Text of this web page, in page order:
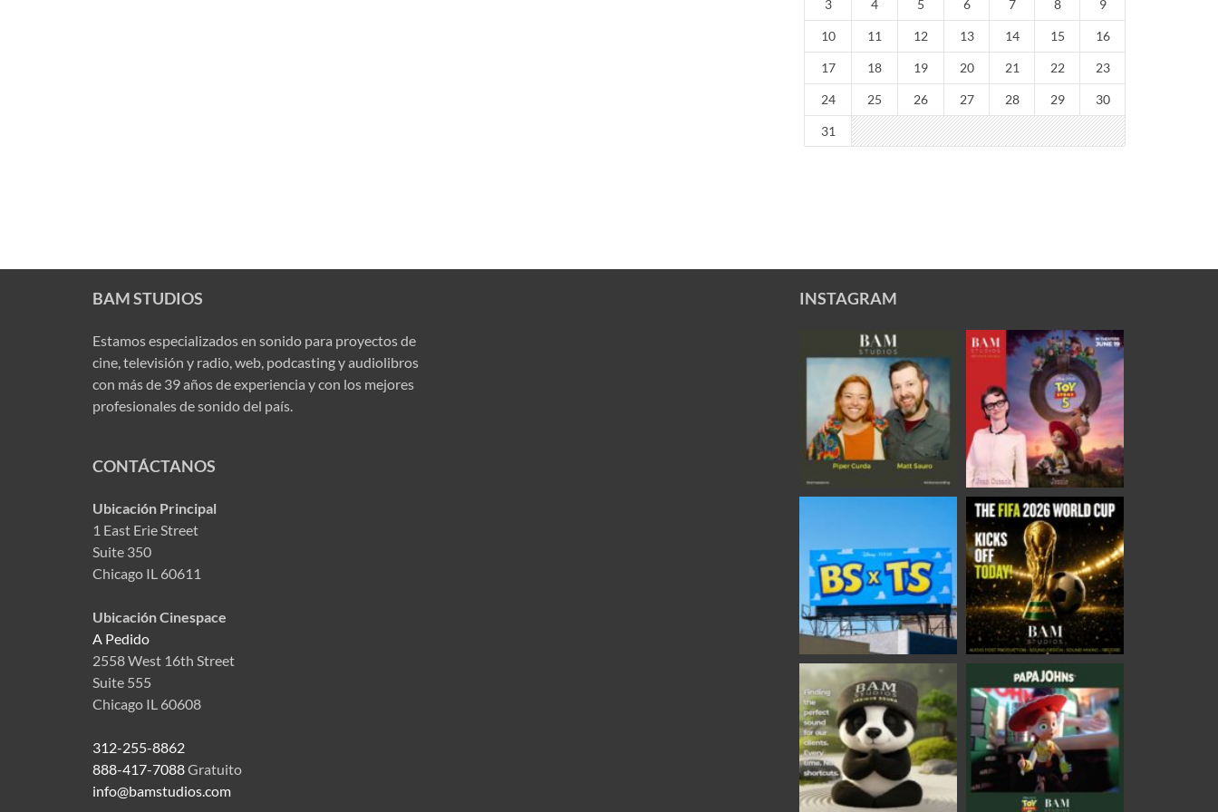
3 4 5 6 7 8 9
10 11 12 13 14 15 16
17 18 19 20 21 22 23
24 25 26 27 28 29 30
31
BAM STUDIOS
Estamos especializados en sonido para proyectos de
cine, televisión y radio, web, podcasting y audiolibros
con más de 39 años de experiencia y con los mejores
profesionales de sonido del país.
CONTÁCTANOS
Ubicación Principal
1 East Erie Street
Suite 350
Chicago IL 60611
Ubicación Cinespace
A Pedido
2558 West 16th Street
Suite 555
Chicago IL 60608
312-255-8862
888-417-7088Gratuito
info@bamstudios.com
INSTAGRAM